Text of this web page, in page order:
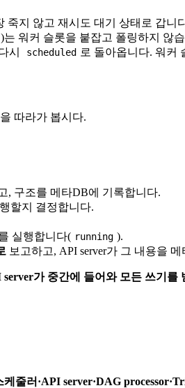
죽지 않고 재시도 대기 상태로 갑니
는 워커 슬롯을 붙잡고 폴링하지 않
시
scheduled 로 돌아옵니다. 워커
을 따라가 봅시다.
, 구조를 메타DB에 기록합니다.
할지 결정합니다.
실행합니다( running ).
보고하고, API server가 그 내용을
server가 중간에 들어와 모든 쓰기를
줄러·API server·DAG